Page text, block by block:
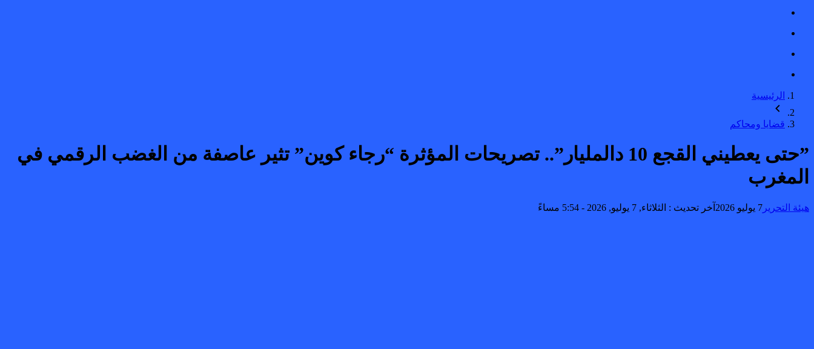
الرئيسية
قضايا ومحاكم
​”حتى يعطيني القجع 10 دالمليار”.. تصريحات المؤثرة “رجاء كوين” تثير عاصفة من الغضب الرقمي في
المغرب
هيئة التحرير 7 يوليو 2026 آخر تحديث : الثلاثاء, 7 يوليو, 2026 - 5:54 مساءً